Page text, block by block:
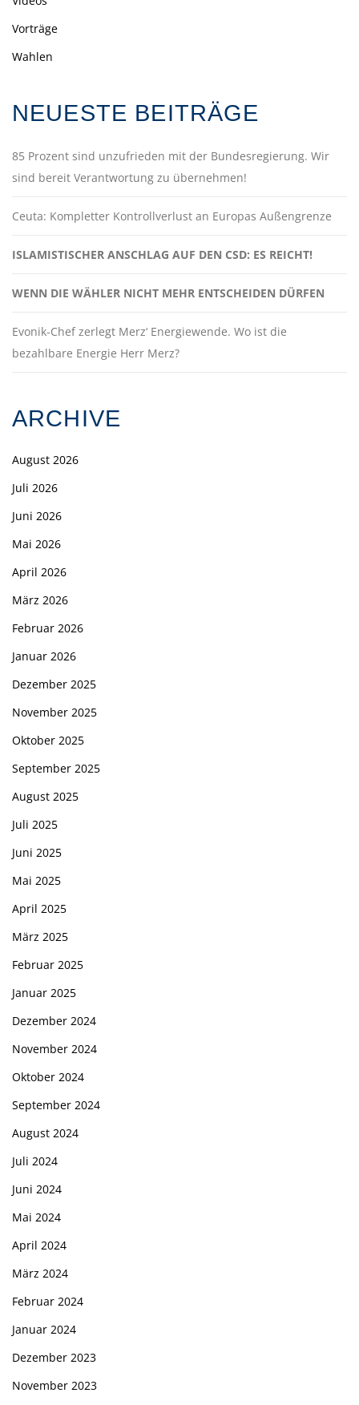
Vorträge
Wahlen
NEUESTE BEITRÄGE
85 Prozent sind unzufrieden mit der Bundesregierung. Wir
sind bereit Verantwortung zu übernehmen!
Ceuta: Kompletter Kontrollverlust an Europas Außengrenze
ISLAMISTISCHER ANSCHLAG AUF DEN CSD: ES REICHT!
WENN DIE WÄHLER NICHT MEHR ENTSCHEIDEN DÜRFEN
Evonik-Chef zerlegt Merz‘ Energiewende. Wo ist die
bezahlbare Energie Herr Merz?
ARCHIVE
August 2026
Juli 2026
Juni 2026
Mai 2026
April 2026
März 2026
Februar 2026
Januar 2026
Dezember 2025
November 2025
Oktober 2025
September 2025
August 2025
Juli 2025
Juni 2025
Mai 2025
April 2025
März 2025
Februar 2025
Januar 2025
Dezember 2024
November 2024
Oktober 2024
September 2024
August 2024
Juli 2024
Juni 2024
Mai 2024
April 2024
März 2024
Februar 2024
Januar 2024
Dezember 2023
November 2023